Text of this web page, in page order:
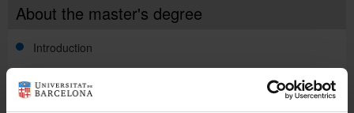
About the master's degree
Introduction
Update 01/2026